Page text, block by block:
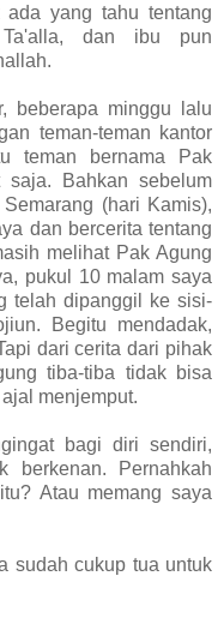
yang tahu tentang
dan ibu pun
beberapa minggu lalu
teman-teman kantor
teman bernama Pak
saja. Bahkan sebelum
(hari Kamis),
dan bercerita tentang
melihat Pak Agung
pukul 10 malam saya
telah dipanggil ke sisi-
Begitu mendadak,
dari cerita dari pihak
tiba-tiba tidak bisa
menjemput.
bagi diri sendiri,
Pernahkah
Atau memang saya
sudah cukup tua untuk